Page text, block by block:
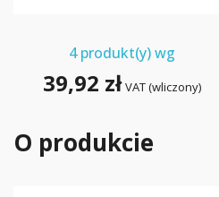
4produkt(y) wg
39,92 zł VAT (wliczony)
O produkcie